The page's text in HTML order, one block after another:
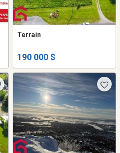
Terrain
190 000 $